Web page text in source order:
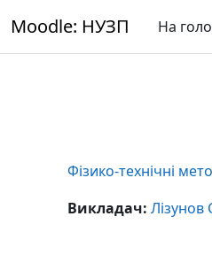
Moodle: НУЗП На
Фізико-технічні
Викладач: Лізунов